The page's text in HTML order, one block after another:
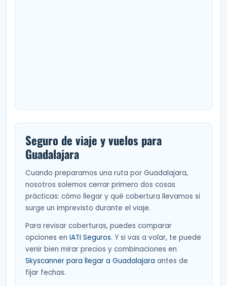
Seguro de viaje y vuelos para
Guadalajara
Cuando preparamos una ruta por Guadalajara,
nosotros solemos cerrar primero dos cosas
prácticas: cómo llegar y qué cobertura llevamos si
surge un imprevisto durante el viaje.
Para revisar coberturas, puedes comparar
opciones en IATI Seguros. Y si vas a volar, te puede
venir bien mirar precios y combinaciones en
Skyscanner para llegar a Guadalajara antes de
fijar fechas.